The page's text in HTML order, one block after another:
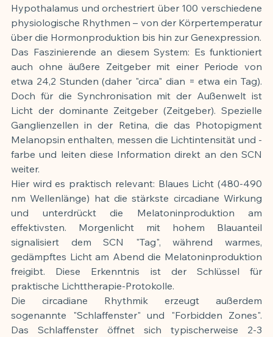
Hypothalamus und orchestriert über 100 verschiedene
physiologische Rhythmen – von der Körpertemperatur
über die Hormonproduktion bis hin zur Genexpression.
Das Faszinierende an diesem System: Es funktioniert
auch ohne äußere Zeitgeber mit einer Periode von
etwa 24,2 Stunden (daher "circa" dian = etwa ein Tag).
Doch für die Synchronisation mit der Außenwelt ist
Licht der dominante Zeitgeber (Zeitgeber). Spezielle
Ganglienzellen in der Retina, die das Photopigment
Melanopsin enthalten, messen die Lichtintensität und -
farbe und leiten diese Information direkt an den SCN
weiter.
Hier wird es praktisch relevant: Blaues Licht (480-490
nm Wellenlänge) hat die stärkste circadiane Wirkung
und unterdrückt die Melatoninproduktion am
effektivsten. Morgenlicht mit hohem Blauanteil
signalisiert dem SCN "Tag", während warmes,
gedämpftes Licht am Abend die Melatoninproduktion
freigibt. Diese Erkenntnis ist der Schlüssel für
praktische Lichttherapie-Protokolle.
Die circadiane Rhythmik erzeugt außerdem
sogenannte "Schlaffenster" und "Forbidden Zones".
Das Schlaffenster öffnet sich typischerweise 2-3